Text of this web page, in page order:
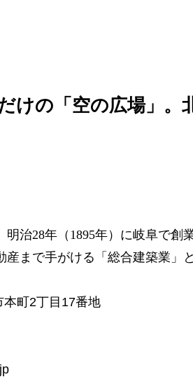
けの「空の広場」。
明治28年（1895年）に岐阜で創
産まで手がける「総合建築業」
町2丁目17番地